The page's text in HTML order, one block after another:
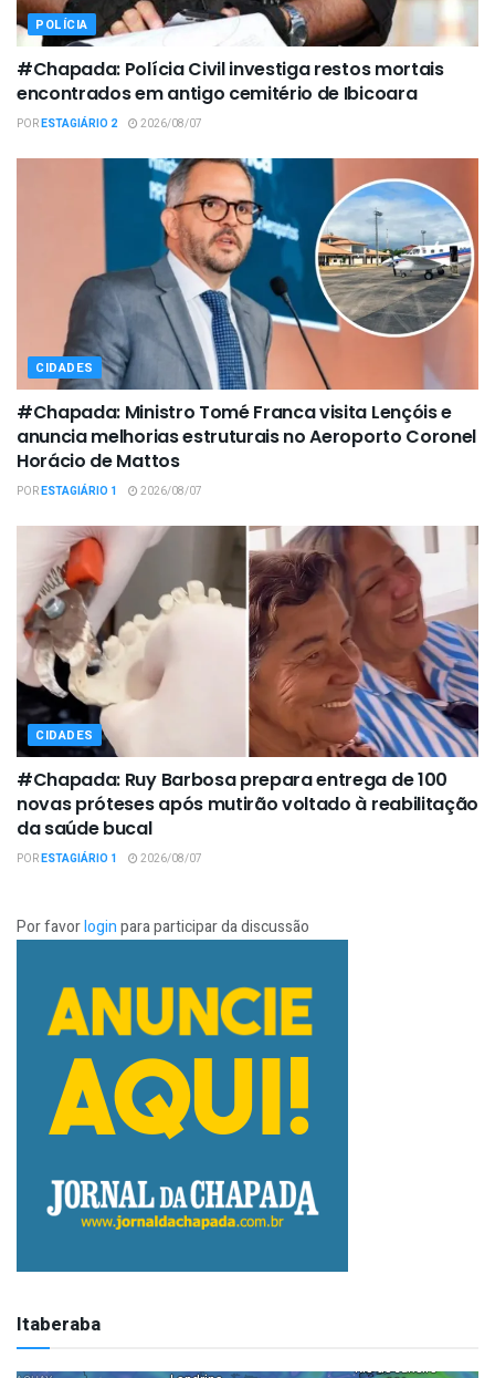
POLÍCIA
#Chapada: Polícia Civil investiga restos mortais
encontrados em antigo cemitério de Ibicoara
PORESTAGIÁRIO 2 2026/08/07
CIDADES
#Chapada: Ministro Tomé Franca visita Lençóis e
anuncia melhorias estruturais no Aeroporto Coronel
Horácio de Mattos
PORESTAGIÁRIO 1 2026/08/07
CIDADES
#Chapada: Ruy Barbosa prepara entrega de 100
novas próteses após mutirão voltado à reabilitação
da saúde bucal
PORESTAGIÁRIO 1 2026/08/07
Por favorloginpara participar da discussão
Itaberaba